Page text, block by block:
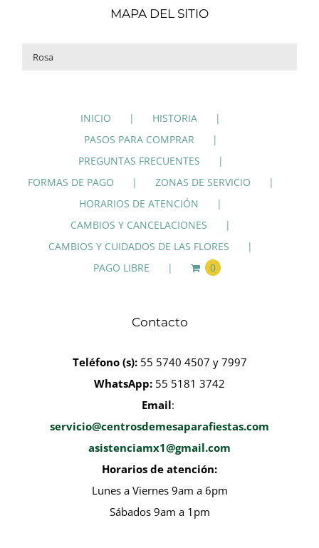
MAPA DEL SITIO
INICIO
HISTORIA
PASOS PARA COMPRAR
PREGUNTAS FRECUENTES
FORMAS DE PAGO
ZONAS DE SERVICIO
HORARIOS DE ATENCIÓN
CAMBIOS Y CANCELACIONES
CAMBIOS Y CUIDADOS DE LAS FLORES
PAGO LIBRE
0
Contacto
Teléfono (s):55 5740 4507 y 7997
WhatsApp: 55 5181 3742
Email:
servicio@centrosdemesaparafiestas.com
asistenciamx1@gmail.com
Horarios de atención:
Lunes a Viernes 9am a 6pm
Sábados 9am a 1pm